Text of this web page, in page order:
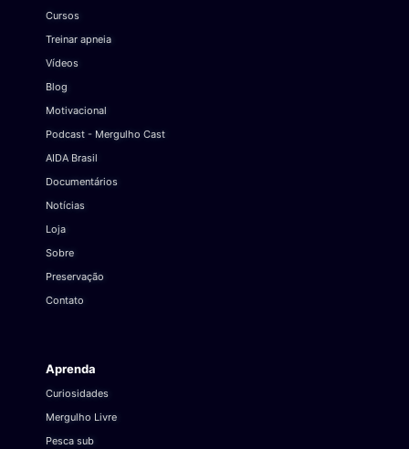
Cursos
Treinar apneia
Vídeos
Blog
Motivacional
Podcast - Mergulho Cast
AIDA Brasil
Documentários
Notícias
Loja
Sobre
Preservação
Contato
Aprenda
Curiosidades
Mergulho Livre
Pesca sub